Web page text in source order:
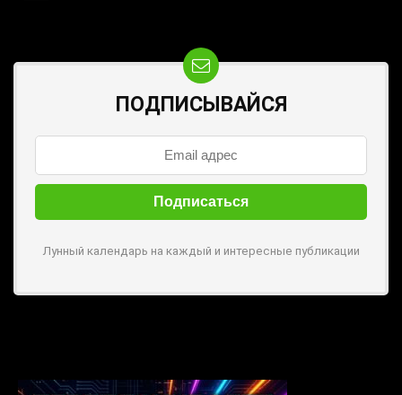
ПОДПИСЫВАЙСЯ
Лунный календарь на каждый и интересные публикации